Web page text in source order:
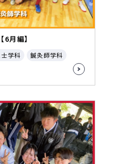
月編】
学科
鍼灸師学科